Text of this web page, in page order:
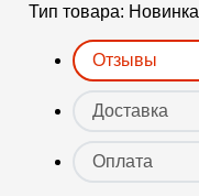
Тип товара: Новинка
Отзывы
Доставка
Оплата